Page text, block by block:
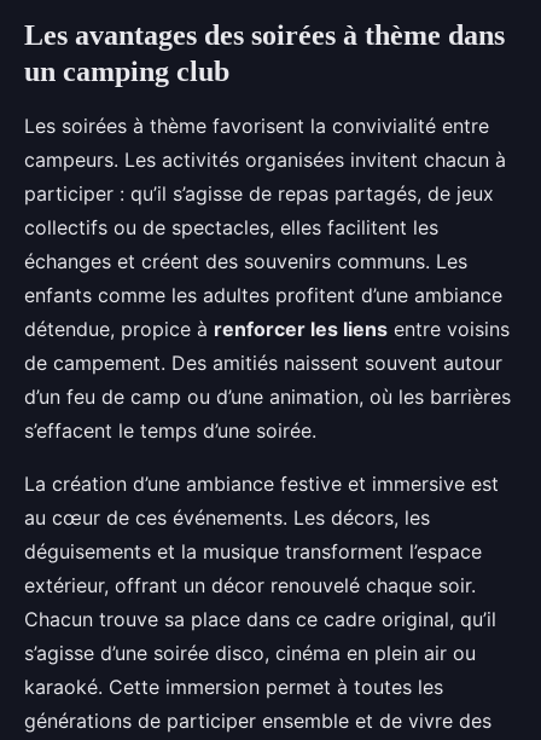
Les avantages des soirées à thème dans
un camping club
Les soirées à thème favorisent la convivialité entre
campeurs. Les activités organisées invitent chacun à
participer : qu’il s’agisse de repas partagés, de jeux
collectifs ou de spectacles, elles facilitent les
échanges et créent des souvenirs communs. Les
enfants comme les adultes profitent d’une ambiance
détendue, propice à renforcer les liens entre voisins
de campement. Des amitiés naissent souvent autour
d’un feu de camp ou d’une animation, où les barrières
s’effacent le temps d’une soirée.
La création d’une ambiance festive et immersive est
au cœur de ces événements. Les décors, les
déguisements et la musique transforment l’espace
extérieur, offrant un décor renouvelé chaque soir.
Chacun trouve sa place dans ce cadre original, qu’il
s’agisse d’une soirée disco, cinéma en plein air ou
karaoké. Cette immersion permet à toutes les
générations de participer ensemble et de vivre des